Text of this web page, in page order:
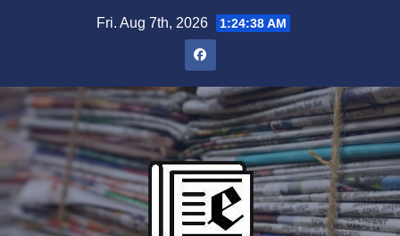
Fri. Aug 7th, 2026 1:24:39 AM